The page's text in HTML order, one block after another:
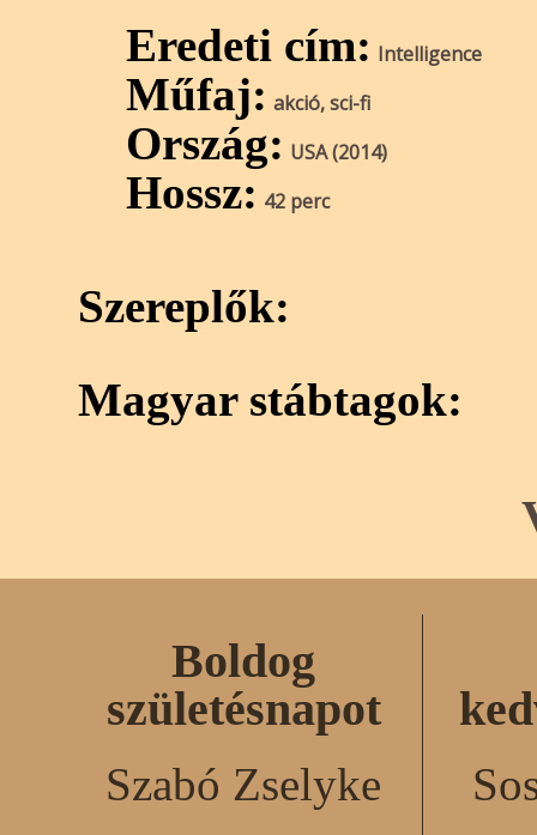
Eredeti cím: Intelligence
Műfaj: akció, sci-fi
Ország: USA (2014)
Hossz: 42 perc
Szereplők:
Magyar stábtagok:
Boldog
születésnapot
Szabó Zselyke